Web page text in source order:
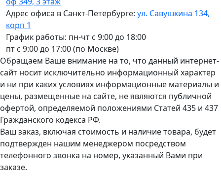
Адрес офиса в Санкт-Петербурге: ул. Савушкина 134,
корп 1
График работы: пн-чт с 9:00 до 18:00
пт с 9:00 до 17:00 (по Москве)
Обращаем Ваше внимание на то, что данный интернет-
сайт носит исключительно информационный характер
и ни при каких условиях информационные материалы и
цены, размещенные на сайте, не являются публичной
офертой, определяемой положениями Статей 435 и 437
Гражданского кодекса РФ.
Ваш заказ, включая стоимость и наличие товара, будет
подтвержден нашим менеджером посредством
телефонного звонка на номер, указанный Вами при
заказе.